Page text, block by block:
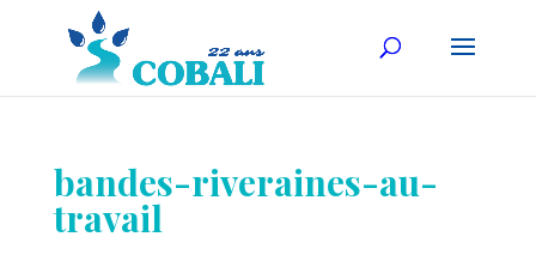
bandes-riveraines-au-
travail